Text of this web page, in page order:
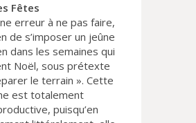
Fêtes
erreur à ne pas faire,
de s’imposer un jeûne
dans les semaines qui
Noël, sous prétexte
le terrain ». Cette
est totalement
puisqu’en